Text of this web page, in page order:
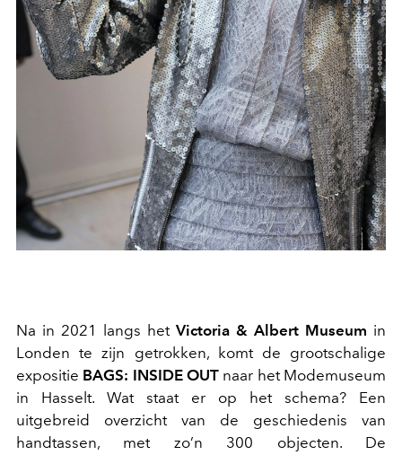
Na in 2021 langs het Victoria & Albert Museum in
Londen te zijn getrokken, komt de grootschalige
expositie BAGS: INSIDE OUT naar het Modemuseum
in Hasselt. Wat staat er op het schema? Een
uitgebreid overzicht van de geschiedenis van
handtassen, met zo’n 300 objecten. De